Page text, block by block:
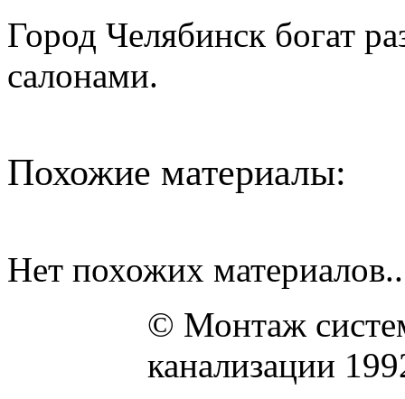
Город Челябинск богат
салонами.
Похожие материалы:
Нет похожих
© Монтаж
канализации